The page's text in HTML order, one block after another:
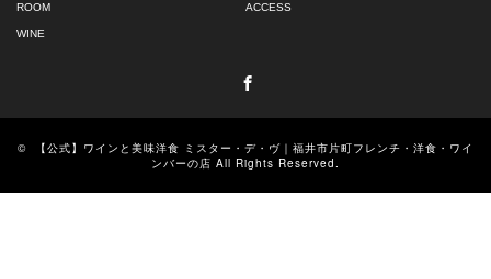
ROOM
WINE
ACCESS
©
【公式】ワインと美味洋食 ミスター・デ・ヴ｜福井市片町フレンチ・洋食・ワイ
ンバーの店 All Rights Reserved.